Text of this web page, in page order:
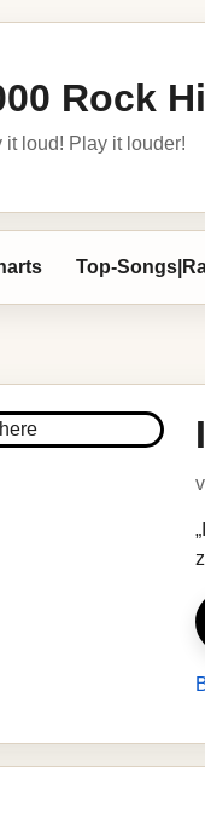
Rock
it loud! Play it louder!
Top-